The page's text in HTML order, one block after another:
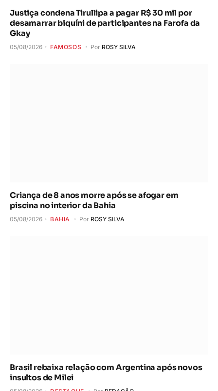
Justiça condena Tirullipa a pagar R$ 30 mil por
desamarrar biquíni de participantes na Farofa da
Gkay
05/08/2026 FAMOSOS Por ROSY SILVA
Criança de 8 anos morre após se afogar em
piscina no interior da Bahia
05/08/2026 BAHIA Por ROSY SILVA
Brasil rebaixa relação com Argentina após novos
insultos de Milei